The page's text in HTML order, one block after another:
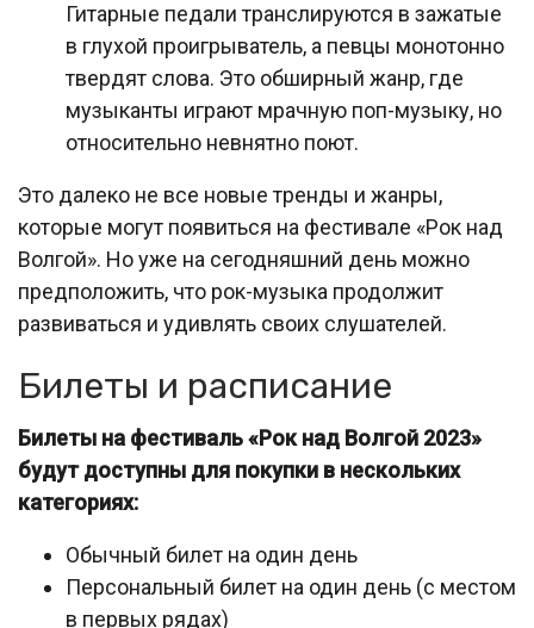
Гитарные педали транслируются в зажатые
в глухой проигрыватель, а певцы монотонно
твердят слова. Это обширный жанр, где
музыканты играют мрачную поп-музыку, но
относительно невнятно поют.
Это далеко не все новые тренды и жанры,
которые могут появиться на фестивале «Рок над
Волгой». Но уже на сегодняшний день можно
предположить, что рок-музыка продолжит
развиваться и удивлять своих слушателей.
Билеты и расписание
Билеты на фестиваль «Рок над Волгой 2023»
будут доступны для покупки в нескольких
категориях:
Обычный билет на один день
Персональный билет на один день (с местом
в первых рядах)